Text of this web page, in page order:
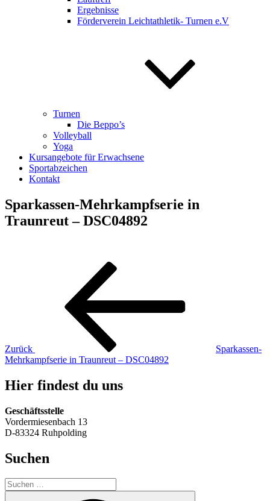
Ergebnisse
Förderverein Leichtathletik- Turnen e.V
Turnen
Die Beppo’s
Volleyball
Yoga
Kursangebote für Erwachsene
Sportabzeichen
Kontakt
Sparkassen-Mehrkampfserie in
Traunreut – DSC04892
Beitragsnavigation
Zurück
Sparkassen-
Mehrkampfserie in Traunreut – DSC04892
Hier findest du uns
Geschäftsstelle
Vordermiesenbach 13
D-83324 Ruhpolding
Suchen
Suche
nach: